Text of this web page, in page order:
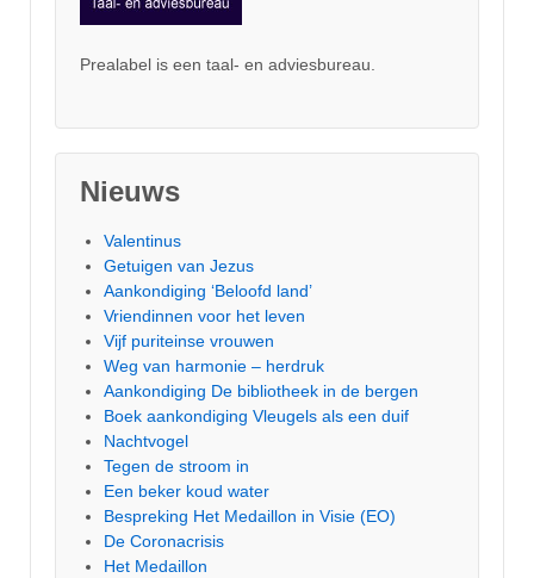
Prealabel is een taal- en adviesbureau.
Nieuws
Valentinus
Getuigen van Jezus
Aankondiging ‘Beloofd land’
Vriendinnen voor het leven
Vijf puriteinse vrouwen
Weg van harmonie – herdruk
Aankondiging De bibliotheek in de bergen
Boek aankondiging Vleugels als een duif
Nachtvogel
Tegen de stroom in
Een beker koud water
Bespreking Het Medaillon in Visie (EO)
De Coronacrisis
Het Medaillon